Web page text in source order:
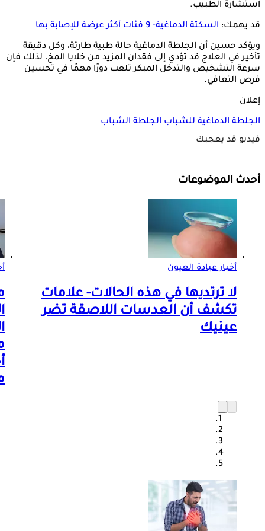
استشارة الطبيب.
قد يهمك:السكتة الدماغية- 9 فئات أكثر عرضة للإصابة بها
ويؤكد حسين أن الجلطة الدماغية حالة طبية طارئة، وكل دقيقة
تأخير في العلاج قد تؤدي إلى فقدان المزيد من خلايا المخ، لذلك فإن
سرعة التشخيص والتدخل المبكر تلعب دورًا مهمًا في تحسين
فرص التعافي.
إعلان
الجلطة الدماغية للشباب الجلطة الشباب
فيديو قد يعجبك
أحدث الموضوعات
أخبار عيادة العيون
لا ترتديها في هذه الحالات- علامات
تكشف أن العدسات اللاصقة تضر
عينيك